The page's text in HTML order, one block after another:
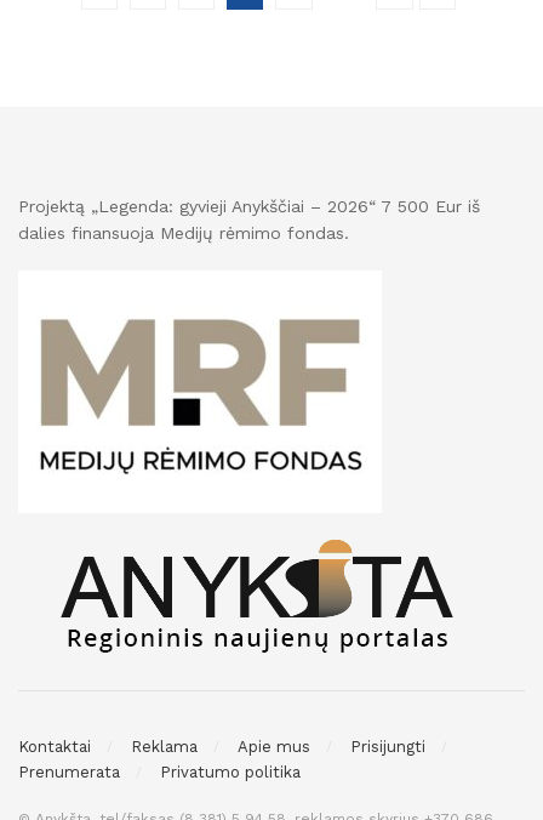
Projektą „Legenda: gyvieji Anykščiai – 2026“ 7 500 Eur iš
dalies finansuoja Medijų rėmimo fondas.
Kontaktai Reklama Apie mus
Prisijungti
Prenumerata
Privatumo politika